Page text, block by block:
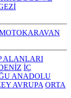
ALANLARI
İÇ
ANADOLU
AVRUPA ORTA